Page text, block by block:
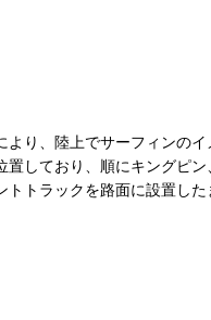
り、陸上でサーフィンの
置しており、順にキングピ
トラックを路面に設置し